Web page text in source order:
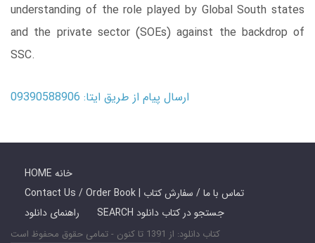
understanding of the role played by Global South states
and the private sector (SOEs) against the backdrop of
SSC.
ارسال پیام از طریق ایتا: 09390588906
HOME خانه
Contact Us / Order Book | تماس با ما / سفارش کتاب
راهنمای دانلود
SEARCH جستجو در کتاب دانلود
کتاب دانلود: از 1391 تا کنون - تمامی حقوق محفوظ است